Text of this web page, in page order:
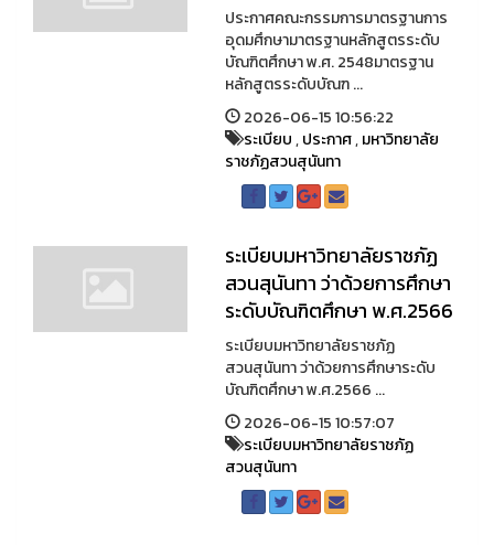
ประกาศคณะกรรมการมาตรฐานการ
อุดมศึกษามาตรฐานหลักสูตรระดับ
บัณฑิตศึกษา พ.ศ. 2548มาตรฐาน
หลักสูตรระดับบัณฑ ...
2026-06-15 10:56:22
ระเบียบ,ประกาศ,มหาวิทยาลัย
ราชภัฏสวนสุนันทา
ระเบียบมหาวิทยาลัยราชภัฏ
สวนสุนันทา ว่าด้วยการศึกษา
ระดับบัณฑิตศึกษา พ.ศ.2566
ระเบียบมหาวิทยาลัยราชภัฏ
สวนสุนันทา ว่าด้วยการศึกษาระดับ
บัณฑิตศึกษา พ.ศ.2566 ...
2026-06-15 10:57:07
ระเบียบมหาวิทยาลัยราชภัฏ
สวนสุนันทา